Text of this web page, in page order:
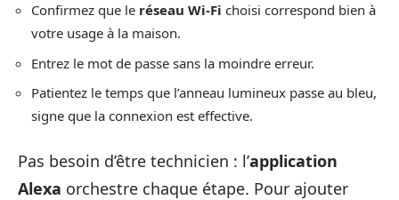
Confirmez que le réseau Wi-Fi choisi correspond bien à
votre usage à la maison.
Entrez le mot de passe sans la moindre erreur.
Patientez le temps que l’anneau lumineux passe au bleu,
signe que la connexion est effective.
Pas besoin d’être technicien : l’application
Alexa orchestre chaque étape. Pour ajouter